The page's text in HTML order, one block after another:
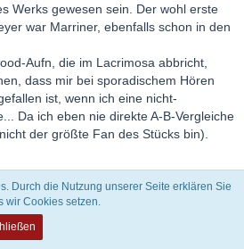
Werks gewesen sein. Der wohl erste
war Marriner, ebenfalls schon in den
Aufn, die im Lacrimosa abbricht,
dass mir bei sporadischem Hören
ist, wenn ich eine nicht-
Da ich eben nie direkte A-B-Vergleiche
der größte Fan des Stücks bin).
Durch die Nutzung unserer Seite erklären Sie
wir Cookies setzen.